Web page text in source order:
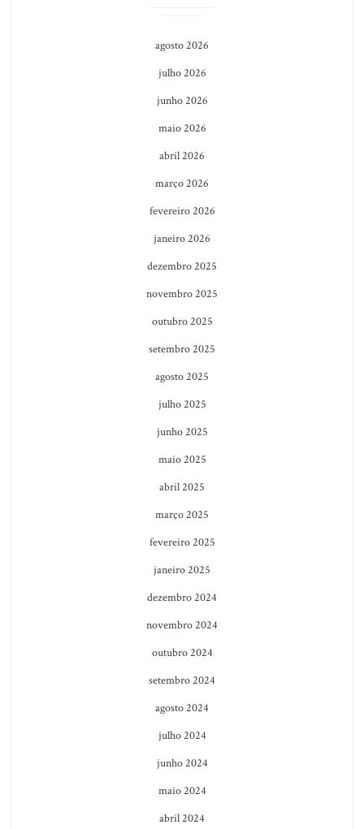
agosto 2026
julho 2026
junho 2026
maio 2026
abril 2026
março 2026
fevereiro 2026
janeiro 2026
dezembro 2025
novembro 2025
outubro 2025
setembro 2025
agosto 2025
julho 2025
junho 2025
maio 2025
abril 2025
março 2025
fevereiro 2025
janeiro 2025
dezembro 2024
novembro 2024
outubro 2024
setembro 2024
agosto 2024
julho 2024
junho 2024
maio 2024
abril 2024